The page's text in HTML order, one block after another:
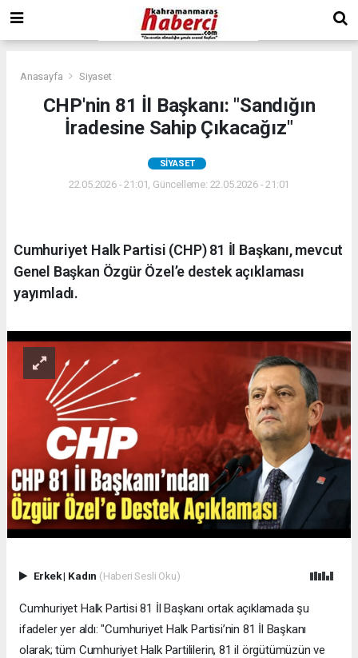
Anasayfa Siyaset
CHP'nin 81 İl Başkanı: "Sandığın
İradesine Sahip Çıkacağız"
SIYASET
22.05.2026 - 21:01, Güncelleme: 22.05.2026 - 21:01
Cumhuriyet Halk Partisi (CHP) 81 İl Başkanı, mevcut
Genel Başkan Özgür Özel’e destek açıklaması
yayımladı.
Erkek| Kadın (Haberi Sesli Oku)
Cumhuriyet Halk Partisi 81 İl Başkanı ortak açıklamada şu
ifadeler yer aldı: "Cumhuriyet Halk Partisi’nin 81 İl Başkanı
olarak; tüm Cumhuriyet Halk Partililerin, 81 il örgütümüzün ve